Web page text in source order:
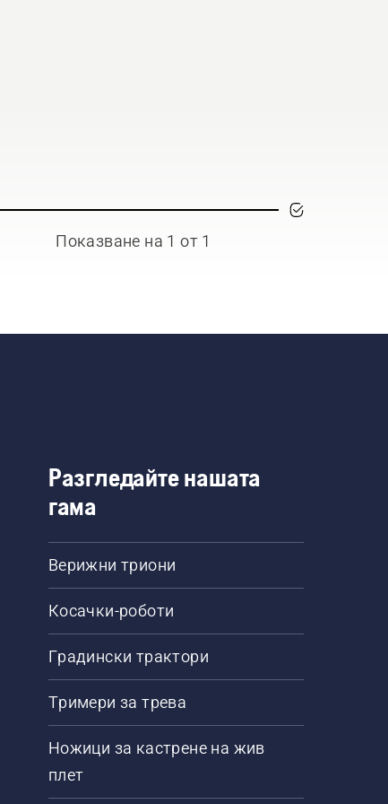
Показване на 1 от 1
Разгледайте нашата
гама
Верижни триони
Косачки-роботи
Градински трактори
Тримери за трева
Ножици за кастрене на жив
плет